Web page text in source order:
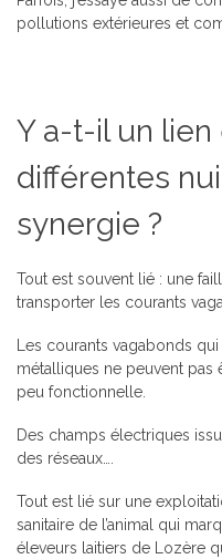
pollutions extérieures et
Y a-t-il un
différentes
synergie ?
Tout est souvent lié : une
transporter les courants
Les courants vagabonds
métalliques ne peuvent pas
peu fonctionnelle.
Des champs électriques
des réseaux….
Tout est lié sur une
sanitaire de l’animal qui
éleveurs laitiers de Lozère